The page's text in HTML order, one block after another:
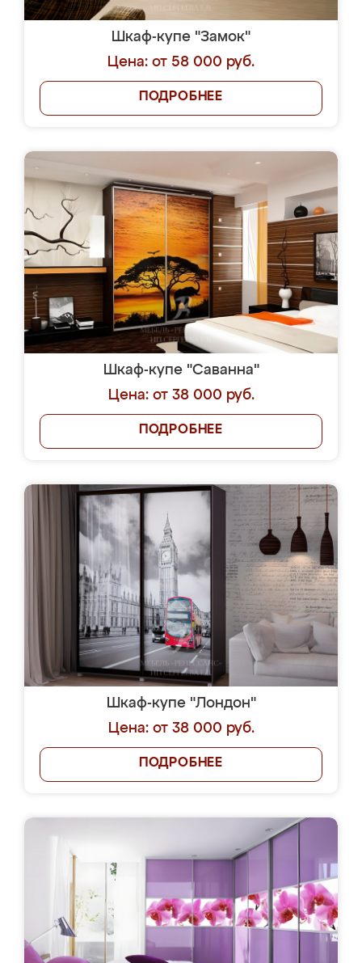
Шкаф-купе "Замок"
Цена: от 58 000 руб.
ПОДРОБНЕЕ
Шкаф-купе "Саванна"
Цена: от 38 000 руб.
ПОДРОБНЕЕ
Шкаф-купе "Лондон"
Цена: от 38 000 руб.
ПОДРОБНЕЕ